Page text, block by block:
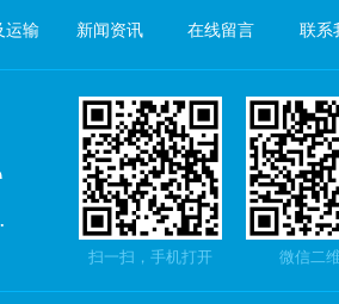
运输 新闻资讯 在线留言 联系
微信二
扫一扫，手机打开